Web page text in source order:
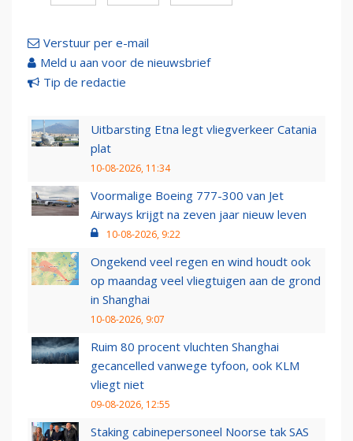
Verstuur per e-mail
Meld u aan voor de nieuwsbrief
Tip de redactie
Uitbarsting Etna legt vliegverkeer Catania
plat
10-08-2026, 11:34
Voormalige Boeing 777-300 van Jet
Airways krijgt na zeven jaar nieuw leven
10-08-2026, 9:22
Ongekend veel regen en wind houdt ook
op maandag veel vliegtuigen aan de grond
in Shanghai
10-08-2026, 9:07
Ruim 80 procent vluchten Shanghai
gecancelled vanwege tyfoon, ook KLM
vliegt niet
09-08-2026, 12:55
Staking cabinepersoneel Noorse tak SAS